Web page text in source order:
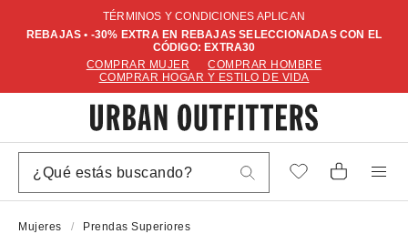
TÉRMINOS Y CONDICIONES APLICAN
REBAJAS • -30% EXTRA EN REBAJAS SELECCIONADAS CON EL
CÓDIGO: EXTRA30
COMPRAR MUJER
COMPRAR HOMBRE
COMPRAR HOGAR Y ESTILO DE VIDA
Mujeres Prendas Superiores